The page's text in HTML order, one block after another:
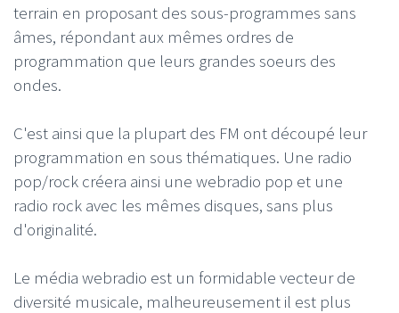
terrain en proposant des sous-programmes sans
âmes, répondant aux mêmes ordres de
programmation que leurs grandes soeurs des
ondes.
C'est ainsi que la plupart des FM ont découpé leur
programmation en sous thématiques. Une radio
pop/rock créera ainsi une webradio pop et une
radio rock avec les mêmes disques, sans plus
d'originalité.
Le média webradio est un formidable vecteur de
diversité musicale, malheureusement il est plus